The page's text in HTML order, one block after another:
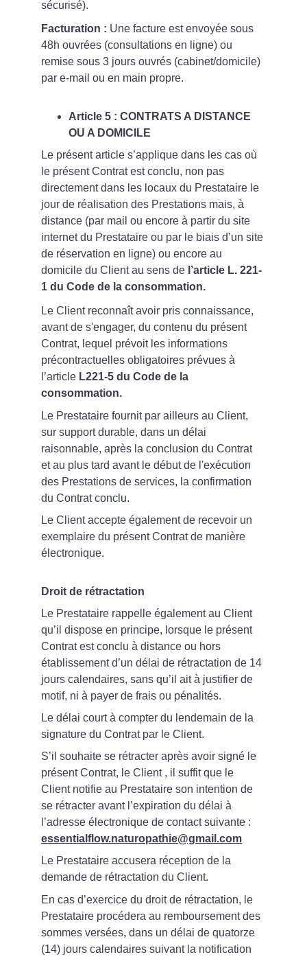
sécurisé).
Facturation : Une facture est envoyée sous
48h ouvrées (consultations en ligne) ou
remise sous 3 jours ouvrés (cabinet/domicile)
par e-mail ou en main propre.
Article 5 : CONTRATS A DISTANCE
OU A DOMICILE
Le présent article s’applique dans les cas où
le présent Contrat est conclu, non pas
directement dans les locaux du Prestataire le
jour de réalisation des Prestations mais, à
distance (par mail ou encore à partir du site
internet du Prestataire ou par le biais d’un site
de réservation en ligne) ou encore au
domicile du Client au sens de l’article L. 221-
1 du Code de la consommation.
Le Client reconnaît avoir pris connaissance,
avant de s'engager, du contenu du présent
Contrat, lequel prévoit les informations
précontractuelles obligatoires prévues à
l’article L221-5 du Code de la
consommation.
Le Prestataire fournit par ailleurs au Client,
sur support durable, dans un délai
raisonnable, après la conclusion du Contrat
et au plus tard avant le début de l'exécution
des Prestations de services, la confirmation
du Contrat conclu.
Le Client accepte également de recevoir un
exemplaire du présent Contrat de manière
électronique.
Droit de rétractation
Le Prestataire rappelle également au Client
qu’il dispose en principe, lorsque le présent
Contrat est conclu à distance ou hors
établissement d’un délai de rétractation de 14
jours calendaires, sans qu’il ait à justifier de
motif, ni à payer de frais ou pénalités.
Le délai court à compter du lendemain de la
signature du Contrat par le Client.
S’il souhaite se rétracter après avoir signé le
présent Contrat, le Client , il suffit que le
Client notifie au Prestataire son intention de
se rétracter avant l’expiration du délai à
l’adresse électronique de contact suivante :
essentialflow.naturopathie@gmail.com
Le Prestataire accusera réception de la
demande de rétractation du Client.
En cas d’exercice du droit de rétractation, le
Prestataire procédera au remboursement des
sommes versées, dans un délai de quatorze
(14) jours calendaires suivant la notification